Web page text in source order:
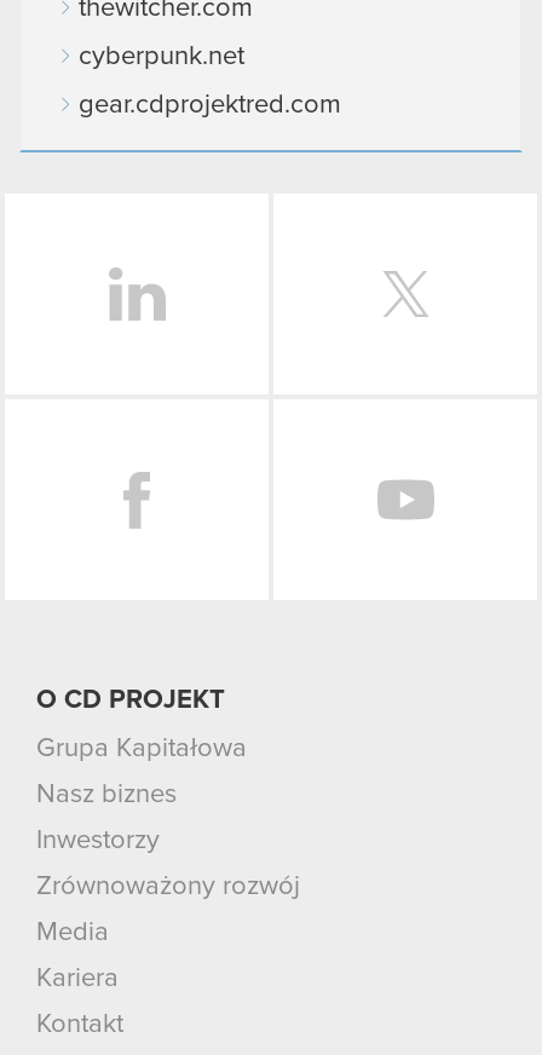
thewitcher.com
cyberpunk.net
gear.cdprojektred.com
O CD PROJEKT
Grupa Kapitałowa
Nasz biznes
Inwestorzy
Zrównoważony rozwój
Media
Kariera
Kontakt